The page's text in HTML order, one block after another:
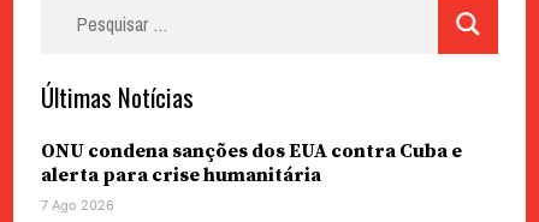
Últimas Notícias
ONU condena sanções dos EUA contra Cuba e
alerta para crise humanitária
7 Ago 2026